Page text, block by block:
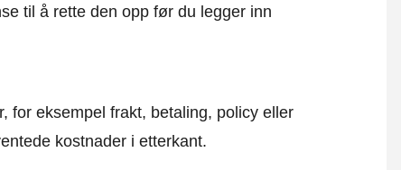
til å rette den opp før du legger inn
for eksempel frakt, betaling, policy eller
kostnader i etterkant.